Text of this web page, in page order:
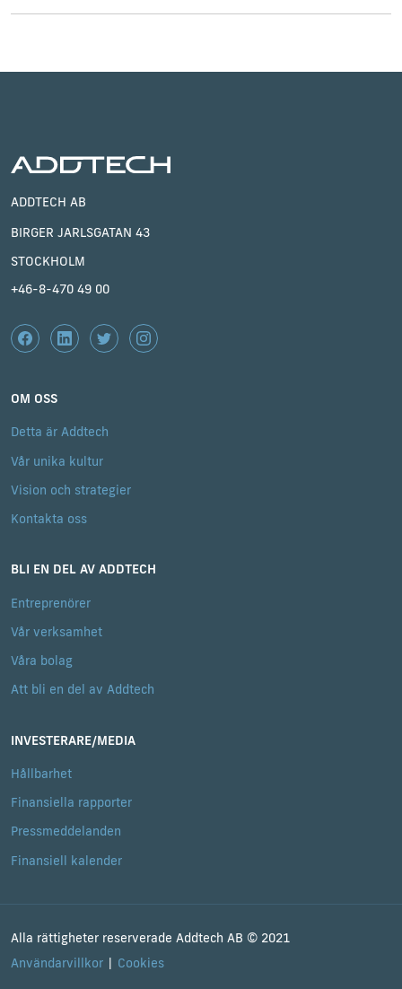
ADDTECH AB
BIRGER JARLSGATAN 43
STOCKHOLM
+46-8-470 49 00
OM OSS
Detta är Addtech
Vår unika kultur
Vision och strategier
Kontakta oss
BLI EN DEL AV ADDTECH
Entreprenörer
Vår verksamhet
Våra bolag
Att bli en del av Addtech
INVESTERARE/MEDIA
Hållbarhet
Finansiella rapporter
Pressmeddelanden
Finansiell kalender
Alla rättigheter reserverade Addtech AB © 2021
Användarvillkor
Cookies